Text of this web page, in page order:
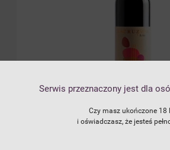
Serwis przeznaczony jest dla
Czy masz ukończone 18
i oświadczasz, że jesteś
LACRUZ VEGA ROBLE DO